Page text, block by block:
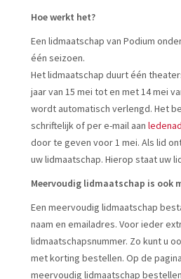
Hoe werkt het?
Een lidmaatschap van Podium
één seizoen.
Het lidmaatschap duurt één
jaar van 15 mei tot en met 14 mei
wordt automatisch verlengd. Het
schriftelijk of per e-mail aan
door te geven voor 1 mei. Als lid
uw lidmaatschap. Hierop staat uw
Meervoudig lidmaatschap is ook
Een meervoudig lidmaatschap
naam en emailadres. Voor ieder
lidmaatschapsnummer. Zo kunt u
met korting bestellen. Op de
meervoudig lidmaatschap